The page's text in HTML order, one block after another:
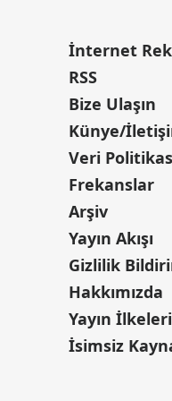
İnternet
RSS
Bize Ulaşın
Künye/
Veri
Frekanslar
Arşiv
Yayın Akışı
Gizlilik
Hakkımızda
Yayın İlkeleri